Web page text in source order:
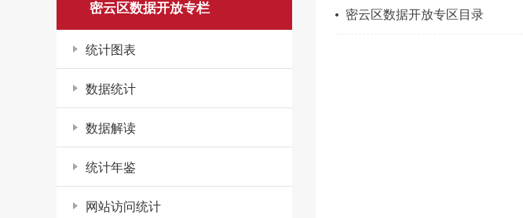
密云区数据开放专栏
统计图表
数据统计
数据解读
统计年鉴
网站访问统计
密云区数据开放专区目录